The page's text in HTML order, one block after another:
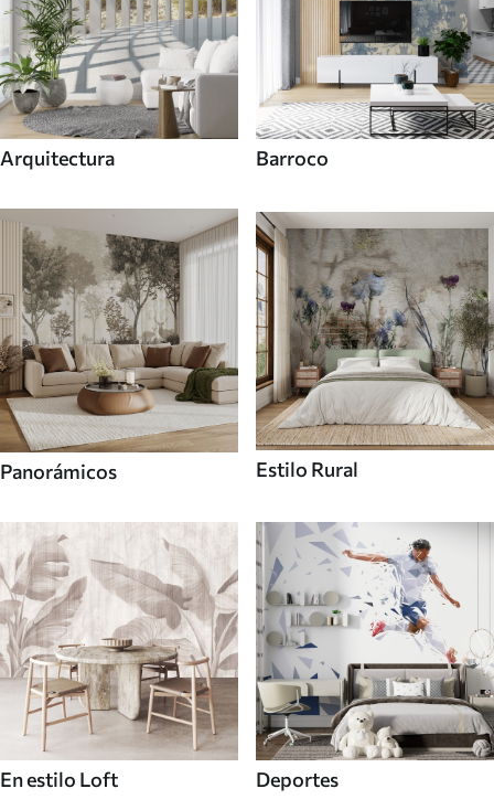
Arquitectura Barroco
Panorámicos Estilo Rural
En estilo Loft Deportes